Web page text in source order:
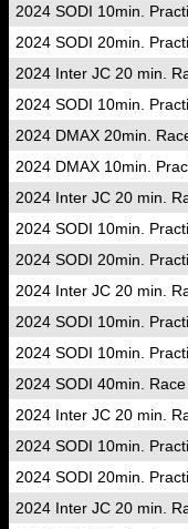
2024 SODI 10min.
2024 SODI 20min.
2024 Inter JC 20 min.
2024 SODI 10min.
2024 DMAX 20min.
2024 DMAX 10min.
2024 Inter JC 20 min.
2024 SODI 10min.
2024 SODI 20min.
2024 Inter JC 20 min.
2024 SODI 10min.
2024 SODI 10min.
2024 SODI 40min.
2024 Inter JC 20 min.
2024 SODI 10min.
2024 SODI 20min.
2024 Inter JC 20 min.